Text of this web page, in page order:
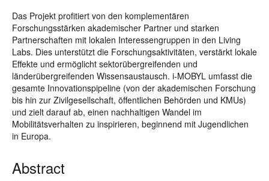
Das Projekt profitiert von den komplementären
Forschungsstärken akademischer Partner und starken
Partnerschaften mit lokalen Interessengruppen in den Living
Labs. Dies unterstützt die Forschungsaktivitäten, verstärkt lokale
Effekte und ermöglicht sektorübergreifenden und
länderübergreifenden Wissensaustausch. i-MOBYL umfasst die
gesamte Innovationspipeline (von der akademischen Forschung
bis hin zur Zivilgesellschaft, öffentlichen Behörden und KMUs)
und zielt darauf ab, einen nachhaltigen Wandel im
Mobilitätsverhalten zu inspirieren, beginnend mit Jugendlichen
in Europa.
Abstract